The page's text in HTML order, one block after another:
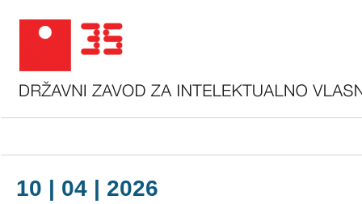
10 | 04 | 2026